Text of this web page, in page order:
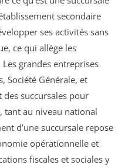
secondaire
ses activités sans
ce qui allège les
grandes entreprises
Société Générale, et
succursales pour
tant au niveau national
d’une succursale repose
opérationnelle et
fiscales et sociales y